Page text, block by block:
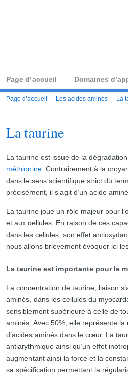
Page d’accueil Domaines
Page d’accueil Les acides aminés La
La taurine
La taurine est issue de la
méthionine . Contrairement à la
dans le sens scientifique strict du
précisément, il s’agit d’un acide
La taurine joue un rôle majeur pour
et aux cellules. En raison de ces
dans les cellules, son effet
nous allons brièvement évoquer ici
La taurine est importante pour le
La concentration de taurine, liaison
aminés, dans les cellules du
sensiblement supérieure à celle de
aminés. Avec 50%, elle représente
d’acides aminés dans le cœur. La
antiarythmique ainsi qu’un effet
augmentant ainsi la force et la
sa spécification permettant la